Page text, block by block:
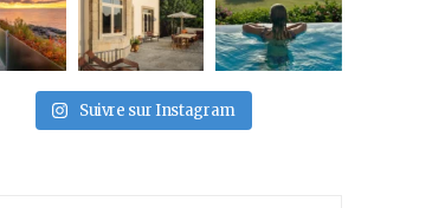
Suivre sur Instagram